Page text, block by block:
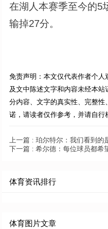
在湖人本赛季至今的5
输掉27分。
免责声明：本文仅代表作者个
及文中陈述文字和内容未经本
分内容、文字的真实性、完整
诺，请读者仅作参考，并请自行
上一篇 : 珀尔特尔：我们看到的
下一篇 : 希尔德：每位球员都希
体育资讯排行
体育图片文章